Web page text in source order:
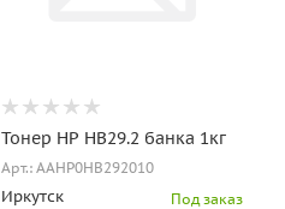
Тонер HP HB29.2 банка 1кг
Арт.: AAHP0HB292010
Иркутск Под заказ